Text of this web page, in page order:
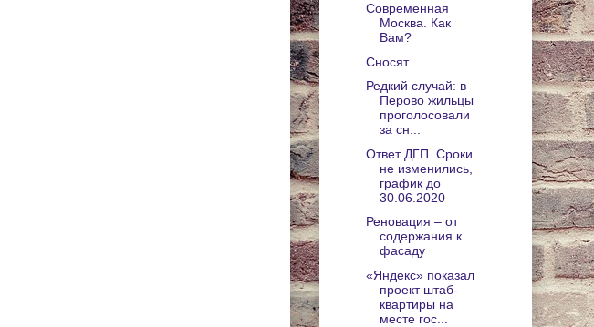
Современная
Москва. Как
Вам?
Сносят
Редкий случай: в
Перово жильцы
проголосовали
за сн...
Ответ ДГП. Сроки
не изменились,
график до
30.06.2020
Реновация – от
содержания к
фасаду
«Яндекс» показал
проект штаб-
квартиры на
месте гос...